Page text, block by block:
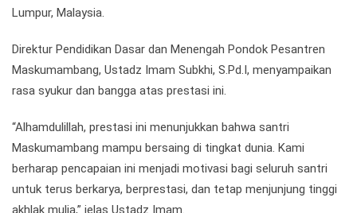
Lumpur, Malaysia.
Direktur Pendidikan Dasar dan Menengah Pondok Pesantren
Maskumambang, Ustadz Imam Subkhi, S.Pd.I, menyampaikan
rasa syukur dan bangga atas prestasi ini.
“Alhamdulillah, prestasi ini menunjukkan bahwa santri
Maskumambang mampu bersaing di tingkat dunia. Kami
berharap pencapaian ini menjadi motivasi bagi seluruh santri
untuk terus berkarya, berprestasi, dan tetap menjunjung tinggi
akhlak mulia,” jelas Ustadz Imam.